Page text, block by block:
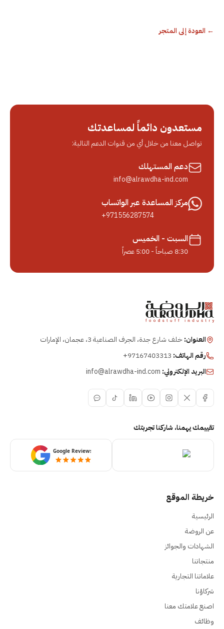
← العودة إلى المتجر
مستعدون دائماً لمساعدتك
تواصل معنا من خلال أي من قنوات الدعم التالية:
دعم المستهلك
info@alrawdha-ind.com
مركز المساعدة عبر الواتساب
+971556287574
السبت - الخميس
8:30 صباحاً - 5:00 عصراً
العنوان:خلف شارع جدة، الجرف الصناعية 3، عجمان، الإمارات
رقم الهاتف: +97167403313
البريد الإلكتروني: info@alrawdha-ind.com
تقييمك يهمنا، شاركنا تجربتك
خريطة الموقع
الرئيسية
عن الروضة
الشهادات والجوائز
منتجاتنا
علاماتنا التجارية
شركاؤنا
اصنع علامتك معنا
وظائف